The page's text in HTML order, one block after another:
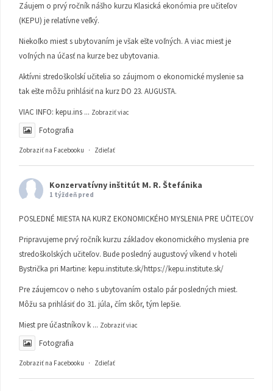
Záujem o prvý ročník nášho kurzu Klasická ekonómia pre učiteľov
(KEPU) je relatívne veľký.
Niekoľko miest s ubytovaním je však ešte voľných. A viac miest je
voľných na účasť na kurze bez ubytovania.
Aktívni stredoškolskí učitelia so záujmom o ekonomické myslenie sa
tak ešte môžu prihlásiť na kurz DO 23. AUGUSTA.
VIAC INFO: kepu.ins ... Zobraziť viac
Fotografia
Zobraziť na Facebooku · Zdieľať
Konzervatívny inštitút M. R. Štefánika
1 týždeň pred
POSLEDNÉ MIESTA NA KURZ EKONOMICKÉHO MYSLENIA PRE UČITEĽOV
Pripravujeme prvý ročník kurzu základov ekonomického myslenia pre
stredoškolských učiteľov. Bude posledný augustový víkend v hoteli
Bystrička pri Martine: kepu.institute.sk/https://kepu.institute.sk/
Pre záujemcov o neho s ubytovaním ostalo pár posledných miest.
Môžu sa prihlásiť do 31. júla, čím skôr, tým lepšie.
Miest pre účastníkov k ... Zobraziť viac
Fotografia
Zobraziť na Facebooku · Zdieľať